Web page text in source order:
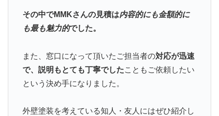
その中でMMKさんの見積は内容的にも金額的に
も最も魅力的でした。
また、窓口になって頂いたご担当者の対応が迅速
で、説明もとても丁寧でしたこともご依頼したい
という決め手になりました。
外壁塗装を考えている知人・友人にはぜひ紹介し